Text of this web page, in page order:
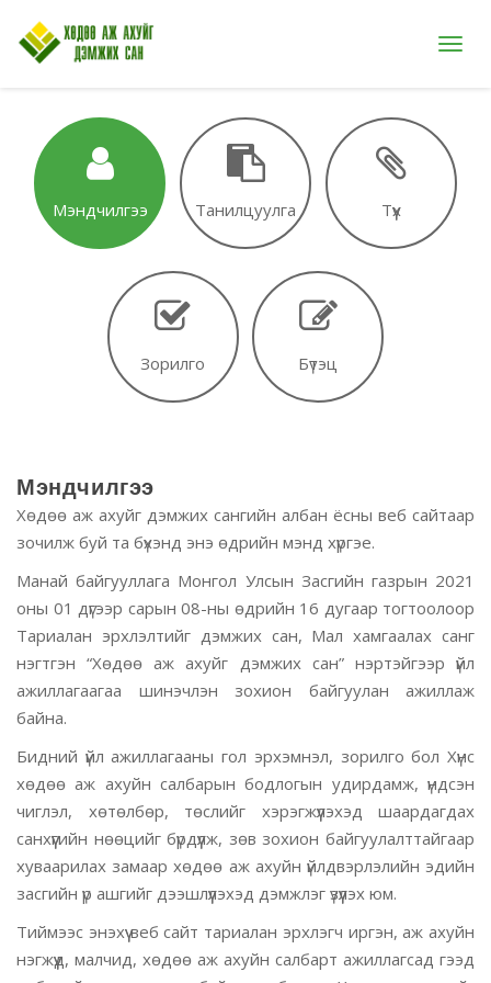
Цэс
Мэндчилгээ Танилцуулга Түүх
Зорилго Бүтэц
Мэндчилгээ
Хөдөө аж ахуйг дэмжих сангийн албан ёсны веб сайтаар
зочилж буй та бүхэнд энэ өдрийн мэнд хүргэе.
Манай байгууллага Монгол Улсын Засгийн газрын 2021
оны 01 дүгээр сарын 08-ны өдрийн 16 дугаар тогтоолоор
Тариалан эрхлэлтийг дэмжих сан, Мал хамгаалах санг
нэгтгэн “Хөдөө аж ахуйг дэмжих сан” нэртэйгээр үйл
ажиллагаагаа шинэчлэн зохион байгуулан ажиллаж
байна.
Бидний үйл ажиллагааны гол эрхэмнэл, зорилго бол Хүнс
хөдөө аж ахуйн салбарын бодлогын удирдамж, үндсэн
чиглэл, хөтөлбөр, төслийг хэрэгжүүлэхэд шаардагдах
санхүүгийн нөөцийг бүрдүүлж, зөв зохион байгуулалттайгаар
хуваарилах замаар хөдөө аж ахуйн үйлдвэрлэлийн эдийн
засгийн үр ашгийг дээшлүүлэхэд дэмжлэг үзүүлэх юм.
Тиймээс энэхүү веб сайт тариалан эрхлэгч иргэн, аж ахуйн
нэгжүүд, малчид, хөдөө аж ахуйн салбарт ажиллагсад гээд